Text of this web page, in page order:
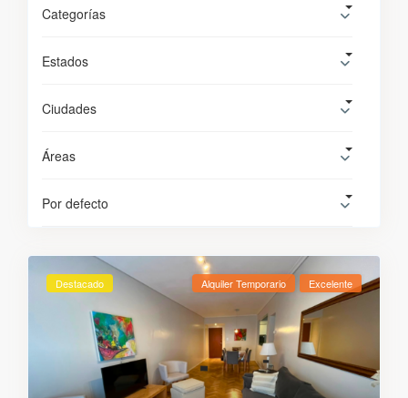
Categorías
Estados
Ciudades
Áreas
Por defecto
Destacado Alquiler Temporario Excelente